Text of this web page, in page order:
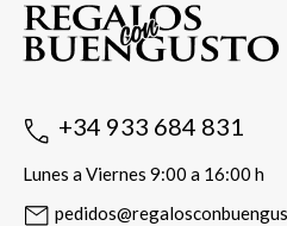
+34 933 684 831
Lunes a Viernes 9:00 a 16:00 h